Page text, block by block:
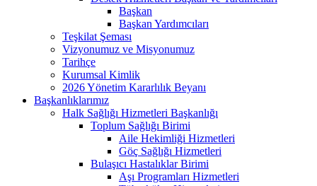
Başkan
Başkan Yardımcıları
Teşkilat Şeması
Vizyonumuz ve Misyonumuz
Tarihçe
Kurumsal Kimlik
2026 Yönetim Kararlılık Beyanı
Başkanlıklarımız
Halk Sağlığı Hizmetleri Başkanlığı
Toplum Sağlığı Birimi
Aile Hekimliği Hizmetleri
Göç Sağlığı Hizmetleri
Bulaşıcı Hastalıklar Birimi
Aşı Programları Hizmetleri